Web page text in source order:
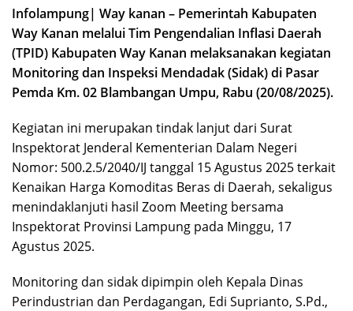
Infolampung| Way kanan – Pemerintah Kabupaten
Way Kanan melalui Tim Pengendalian Inflasi Daerah
(TPID) Kabupaten Way Kanan melaksanakan kegiatan
Monitoring dan Inspeksi Mendadak (Sidak) di Pasar
Pemda Km. 02 Blambangan Umpu, Rabu (20/08/2025).
Kegiatan ini merupakan tindak lanjut dari Surat
Inspektorat Jenderal Kementerian Dalam Negeri
Nomor: 500.2.5/2040/IJ tanggal 15 Agustus 2025 terkait
Kenaikan Harga Komoditas Beras di Daerah, sekaligus
menindaklanjuti hasil Zoom Meeting bersama
Inspektorat Provinsi Lampung pada Minggu, 17
Agustus 2025.
Monitoring dan sidak dipimpin oleh Kepala Dinas
Perindustrian dan Perdagangan, Edi Suprianto, S.Pd.,